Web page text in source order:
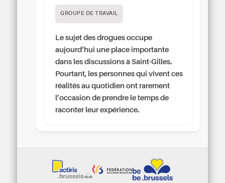
GROUPE DE TRAVAIL
Le sujet des drogues occupe
aujourd’hui une place importante
dans les discussions à Saint-Gilles.
Pourtant, les personnes qui vivent ces
réalités au quotidien ont rarement
l’occasion de prendre le temps de
raconter leur expérience.